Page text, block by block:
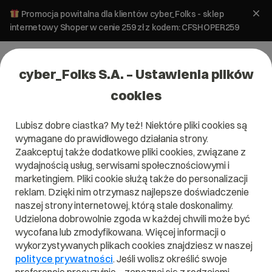
Promocja powitalna dla klientów cyber_Folks - sklep
internetowy Shoper w cenie 259 zł z kodem: CFSHOPER259
cyber_Folks S.A. – Ustawienia plików
cookies
Lubisz dobre ciastka? My też! Niektóre pliki cookies są
wymagane do prawidłowego działania strony.
Zaakceptuj także dodatkowe pliki cookies, związane z
wydajnością usług, serwisami społecznościowymi i
marketingiem. Pliki cookie służą także do personalizacji
reklam. Dzięki nim otrzymasz najlepsze doświadczenie
naszej strony internetowej, którą stale doskonalimy.
Udzielona dobrowolnie zgoda w każdej chwili może być
wycofana lub zmodyfikowana. Więcej informacji o
wykorzystywanych plikach cookies znajdziesz w naszej
polityce prywatności. Jeśli wolisz określić swoje